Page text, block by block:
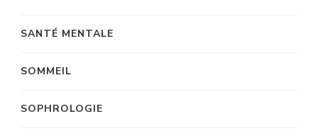
SANTÉ MENTALE
SOMMEIL
SOPHROLOGIE